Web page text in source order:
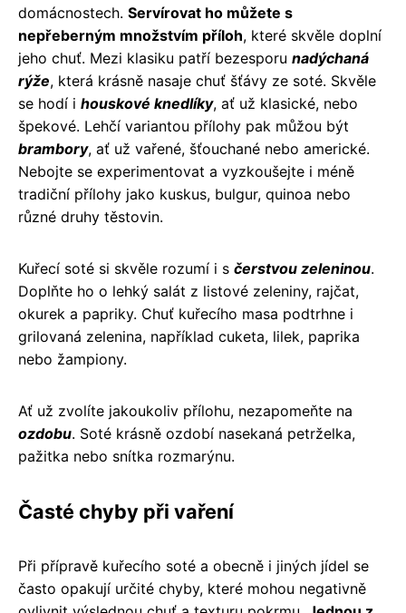
domácnostech. Servírovat ho můžete s
nepřeberným množstvím příloh, které skvěle doplní
jeho chuť. Mezi klasiku patří bezesporu nadýchaná
rýže, která krásně nasaje chuť šťávy ze soté. Skvěle
se hodí i houskové knedlíky, ať už klasické, nebo
špekové. Lehčí variantou přílohy pak můžou být
brambory, ať už vařené, šťouchané nebo americké.
Nebojte se experimentovat a vyzkoušejte i méně
tradiční přílohy jako kuskus, bulgur, quinoa nebo
různé druhy těstovin.
Kuřecí soté si skvěle rozumí i s čerstvou zeleninou.
Doplňte ho o lehký salát z listové zeleniny, rajčat,
okurek a papriky. Chuť kuřecího masa podtrhne i
grilovaná zelenina, například cuketa, lilek, paprika
nebo žampiony.
Ať už zvolíte jakoukoliv přílohu, nezapomeňte na
ozdobu. Soté krásně ozdobí nasekaná petrželka,
pažitka nebo snítka rozmarýnu.
Časté chyby při vaření
Při přípravě kuřecího soté a obecně i jiných jídel se
často opakují určité chyby, které mohou negativně